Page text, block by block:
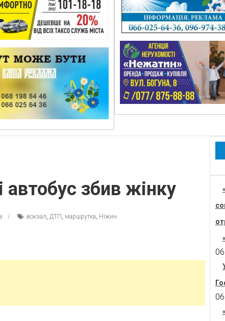
автобус збив жінку
вокзал ДТП маршрутка Ніжин